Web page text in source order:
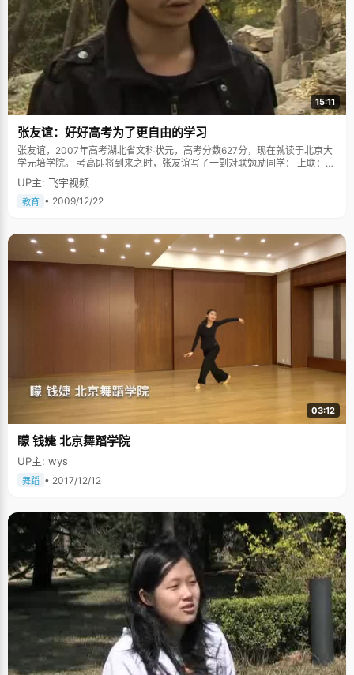
15:11
张友谊：好好高考为了更自由的学习
张友谊，2007年高考湖北省文科状元，高考分数627分，现在就读于北京大
学元培学院。 考高即将到来之时，张友谊写了一副对联勉励同学： 上联：二
日震慑山川，铜都故里龙啸三星，畅游香江千丈波涛，看我小试牛刀揽风
云； 下联：十载睥睨天地，荆楚大地凤舞九天，笑纳京华万国烟云，祝君大
展鸿图惊日月。 横批：数风流人物，还看今朝。 那时候的张友谊是张狂不羁
说话很随和，但是对语言的准确性很强调，我们说话的时候，他会不经意的
纠正你的语法。 张友谊的沉稳来自于读书的积淀，他不止一次说"希望多读一
些书"。提到读书，张友谊的话匣子一下子打开了。"我爷爷以前是私塾老
师，他非常爱读书，一生爱书，甚至临死前也在看书，我从小跟在爷爷身
边，跟他学诗词歌赋，受他影响，也特别喜欢看书"。张友谊喜欢研究历史，
寻找历史的轨迹，写文章思路开阔，意境深远，思想深刻，让老师和同学们
青，以一种深恶痛绝的态度反对一切为了高考不择手段，高考一锤定乾坤这
类的说法和行为。"我觉得作为一个学生，应该沉下心来多读一些书，多学一
些知识才是最重要的，不要太关注高考，状元之类的，这样太浮躁"。所以张
友谊对于"状元"这个头衔非常反感，当高考成绩出来，各大媒体蜂拥而至的
时候，张友谊却悠闲的跑到神农架去旅了个游，躲过了大家的围追堵截。 "秦
朝那些事儿，不过古今大战秦俑情；汉朝那些事儿，不过长乐未央王昭君；
唐朝那些事儿，不过贞观开元杨玉环；明朝那些事儿，不过洪武建文戚继
光；清朝那些事儿，不过康熙乾隆慈禧后；高考那些事儿，不过一天两天加
放松的心态。 "那你为什么要参加高考呢？" 张友谊摊开手，皱了下鼻
间，之后才有更多的机会和选择去学习自己想学的东西，想尝试的东西"。如
今，张友谊在北京大学自由开放的学风中如鱼得水，"现在我可以随心所欲的
思想和生活方式。俨然就是一个严谨的学者风范。 学习只能靠自己 既然无法
逃避高考，那就让自己的成绩优秀一些吧。张友谊总结说，"中国应试教育
下，只要掌握方法的话，就会考得很轻松"。 刚进入高中的时候，张友谊的成
绩一直都很不理想，"之前的学习没有掌握方法和技巧，觉得睁眼抓瞎，找不
到重点，后来我找到了适用于大多数题目的方法，一种变通的格式，发现数
学其实也不是很难"，张友谊说，"我对历史比较有研究，擅于归纳总结规律
性的东西，自从找到学习方法后，成绩起色很大。" 除了方法，毅力和信念非
常重要。"独立思考能力很重要，不要过多的依赖老师和同学。"高一时，张
友谊的数学成绩特别差，一道题两三个小时也做不出来，有时候老师上课也
听不懂，心里很着急，但只能硬着头皮去看去想，一个人坐在那，几个小时
下来一点头绪也没有的情况时有发生。但张友谊就凭着一股转牛角尖，不撞
南墙不死心的倔强劲头，硬生生的将那些问题想明白了，"这是一个量变到质
变的过程，跨过去就豁然开朗了，高三时就基本没有不会做的题了。"
UP主: 飞宇视频
教育 • 2009/12/22
03:12
矇 钱婕 北京舞蹈学院
UP主: wys
舞蹈 • 2017/12/12